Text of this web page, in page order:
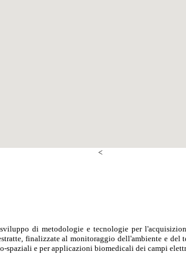
<
di metodologie e tecnologie per
finalizzate al monitoraggio dell'ambiente e
spaziali e per applicazioni biomedicali dei campi